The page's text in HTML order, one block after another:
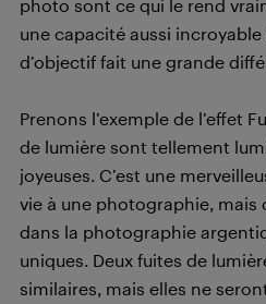
photo sont ce qui le rend
une capacité aussi
d’objectif fait une grande
Prenons l’exemple de l’effet
de lumière sont tellement
joyeuses. C’est une
vie à une photographie, mais
dans la photographie
uniques. Deux fuites de
similaires, mais elles ne